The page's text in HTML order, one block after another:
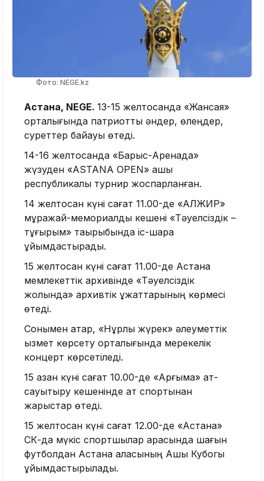
Фото: NEGE.kz
Астана, NEGE. 13-15 желтоқсанда «Жансая»
орталығында патриоттық әндер, өлеңдер,
суреттер байқауы өтеді.
14-16 желтоқсанда «Барыс-Аренада»
жүзуден «ASTANA OPEN» ашық
республикалық турнир жоспарланған.
14 желтоқсан күні сағат 11.00-де «АЛЖИР»
мұражай-мемориалдық кешені «Тәуелсіздік –
тұғырым» тақырыбында іс-шара
ұйымдастырады.
15 желтоқсан күні сағат 11.00-де Астана
мемлекеттік архивінде «Тәуелсіздік
жолында» архивтік құжаттарының көрмесі
өтеді.
Сонымен қатар, «Нұрлы жүрек» әлеуметтік
қызмет көрсету орталығында мерекелік
концерт көрсетіледі.
15 қазан күні сағат 10.00-де «Арғымақ» ат-
сауықтыру кешенінде ат спортынан
жарыстар өтеді.
15 желтоқсан күні сағат 12.00-де «Астана»
СК-да мүкіс спортшылар арасында шағын
футболдан Астана қаласының Ашық Кубогы
ұйымдастырылады.